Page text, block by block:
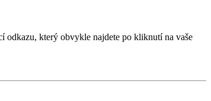
odkazu, který obvykle najdete po kliknutí na vaše